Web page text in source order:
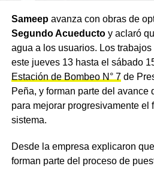
Sameepavanza con obras de
Segundo Acueductoy aclaró
agua a los usuarios. Los
este jueves 13 hasta el sábado
Estación de Bombeo N° 7de
Peña, y forman parte del avance
para mejorar progresivamente el
sistema.
Desde la empresa explicaron
forman parte del proceso de